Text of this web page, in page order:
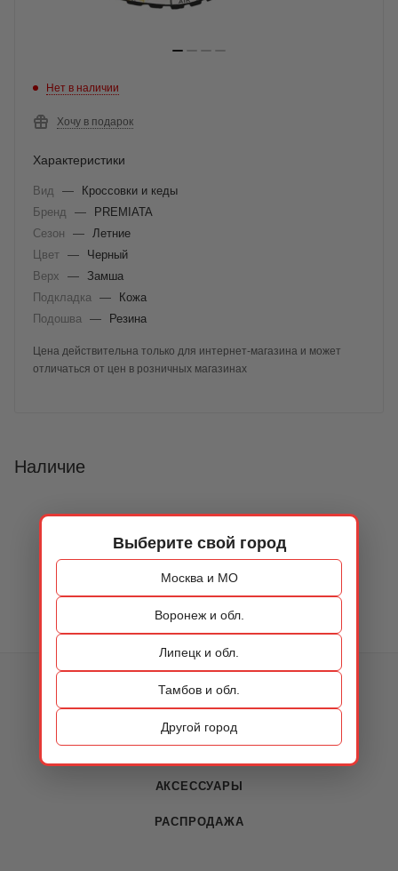
Выберите свой город
Москва и МО
Воронеж и обл.
Липецк и обл.
Тамбов и обл.
Другой город
Нет в наличии
Хочу в подарок
Характеристики
Вид —
Кроссовки и кеды
Бренд
—
PREMIATA
Сезон
—
Летние
Цвет —
Черный
Верх
— Замша
Подкладка
—
Кожа
Подошва
— Резина
Цена действительна только для интернет-магазина и может
отличаться от цен в розничных магазинах
Наличие
АКСЕССУАРЫ
РАСПРОДАЖА